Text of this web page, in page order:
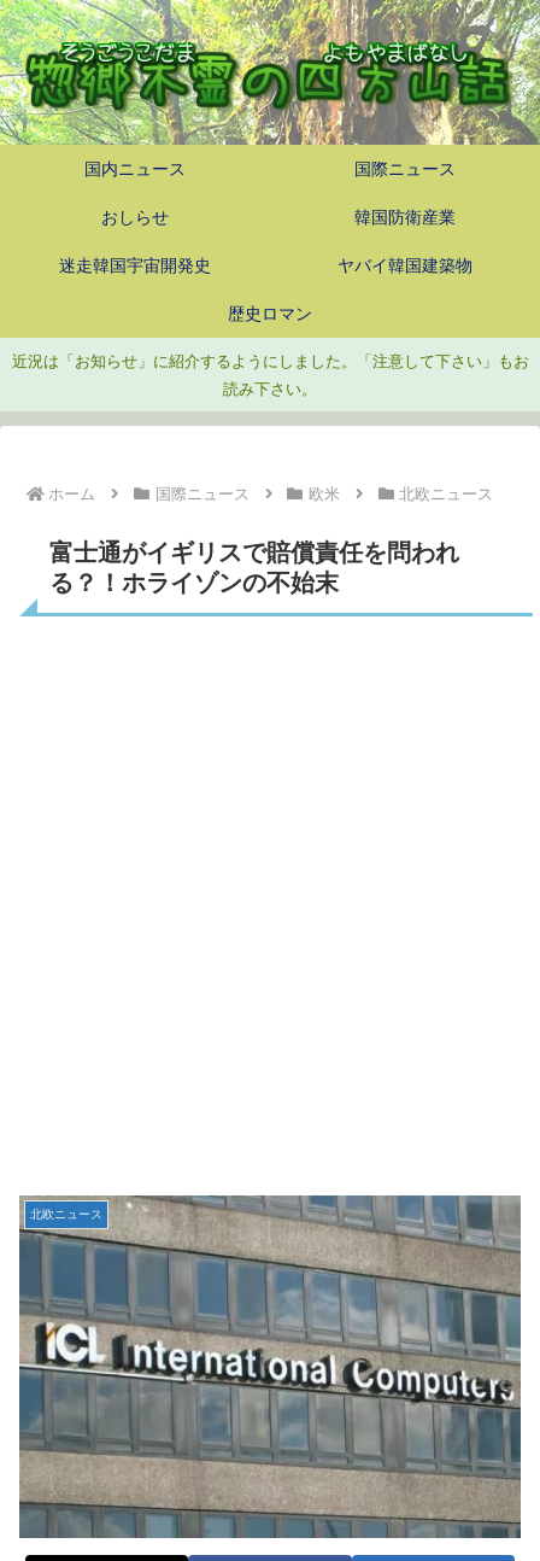
国内ニュース 国際ニュース
おしらせ 韓国防衛産業
迷走韓国宇宙開発史 ヤバイ韓国建築物
歴史ロマン
近況は「お知らせ」に紹介するようにしました。「注意して下さい」もお
読み下さい。
ホーム 国際ニュース 欧米 北欧ニュース
富士通がイギリスで賠償責任を問われ
る？！ホライゾンの不始末
北欧ニュース